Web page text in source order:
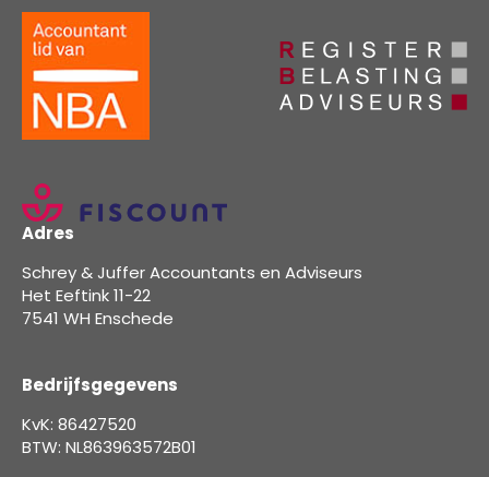
Adres
Schrey & Juffer Accountants en Adviseurs
Het Eeftink 11-22
7541 WH Enschede
Bedrijfsgegevens
KvK: 86427520
BTW: NL863963572B01